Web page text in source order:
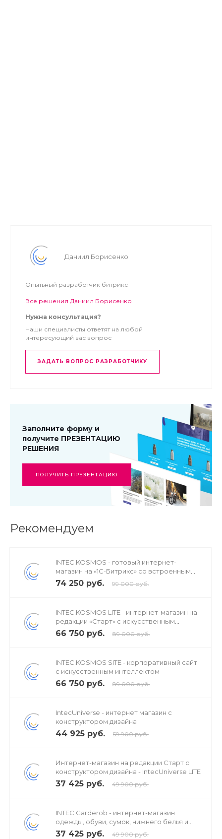
Даниил Борисенко
Опытьный разработчик битрикс
Все решения Даниил Борисенко
Нужна консультация?
Наши специалисты ответят на любой
интересующий вас вопрос
ЗАДАТЬ ВОПРОС РАЗРАБОТЧИКУ
Заполните форму и
получите ПРЕЗЕНТАЦИЮ
РЕШЕНИЯ
ПОЛУЧИТЬ ПРЕЗЕНТАЦИЮ
Рекомендуем
INTEC.KOSMOS - готовый интернет-
магазин на «1С-Битрикс» со встроенным
искусственным интеллектом
74 250 руб. 99 000 руб.
INTEC.KOSMOS LITE - интернет-магазин на
редакции «Старт» с искусственным
интеллектом
66 750 руб. 89 000 руб.
INTEC.KOSMOS SITE - корпоративный сайт
с искусственным интеллектом
66 750 руб. 89 000 руб.
IntecUniverse - интернет магазин с
конструктором дизайна
44 925 руб. 59 900 руб.
Интернет-магазин на редакции Старт с
конструктором дизайна - IntecUniverse LITE
37 425 руб. 49 900 руб.
INTEC.Garderob - интернет-магазин
одежды, обуви, сумок, нижнего белья и
аксессуаров
37 425 руб. 49 900 руб.